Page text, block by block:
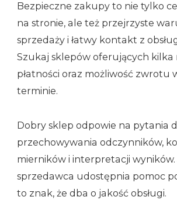
Bezpieczne zakupy to nie tylko
na stronie, ale też przejrzyste
sprzedaży i łatwy kontakt z
Szukaj sklepów oferujących kilka
płatności oraz możliwość zwrotu
terminie.
Dobry sklep odpowie na pytania
przechowywania odczynników,
mierników i interpretacji wyników.
sprzedawca udostępnia pomoc
to znak, że dba o jakość obsługi.